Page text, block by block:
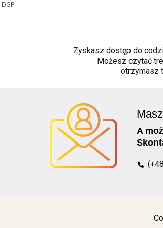
Zyskasz dostęp do
Możesz czytać
otrzymasz
A